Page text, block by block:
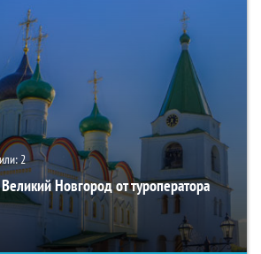
2
Новгород от туроператора